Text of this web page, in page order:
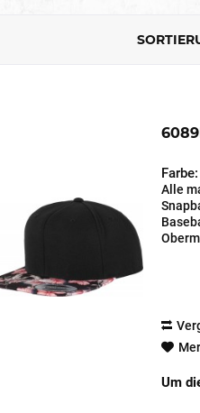
Farbe:
Alle
Um